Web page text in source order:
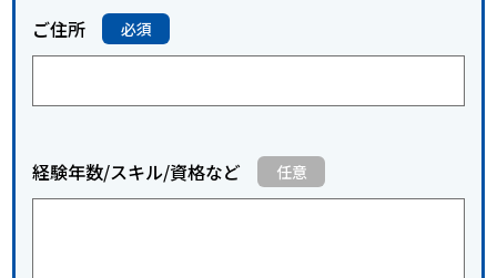
ご住所
経験年数/スキル/資格など